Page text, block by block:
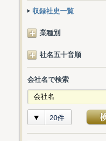
収録社史一覧
業種別
社名五十音順
会社名で検索
20件